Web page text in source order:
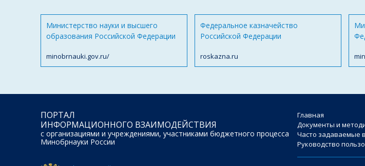
Министерство науки и высшего
образования Российской Федерации
minobrnauki.gov.ru/
Федеральное казначейство
Российской Федерации
roskazna.ru
ПОРТАЛ
ИНФОРМАЦИОННОГО ВЗАИМОДЕЙСТВИЯ
с организациями и учреждениями, участниками бюджетного процесса
Минобрнауки России
Главная
Документы и
Часто задаваемые
Руководство